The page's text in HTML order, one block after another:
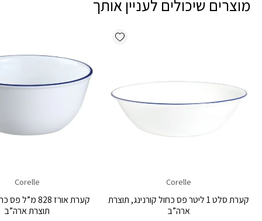
מוצרים שיכולים לעניין אותך
Add wishlist
Corelle
קערת סלט 1 ליטר פס כחול קורנינג, תוצרת
ארה”ב
Corelle
קערת אורז 828
תוצרת ארה”ב